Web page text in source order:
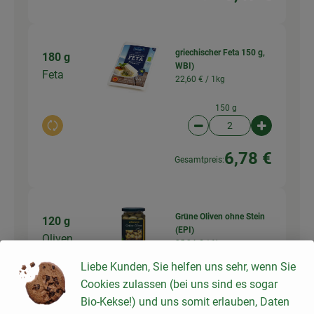
180 g
Feta
Auswahl ändern
griechischer Feta 150 g,
WBI)
22,60 € / 1kg
150 g
Artikelanzahl
Gesamtpreis:6,78 €
120 g
Oliven
Auswahl ändern
Grüne Oliven ohne Stein
(EPI)
25,24 € /1kg
315 g
Artikelanzahl
Liebe Kunden, Sie helfen uns sehr, wenn Sie
Cookies zulassen (bei uns sind es sogar
Bio-Kekse!) und uns somit erlauben, Daten